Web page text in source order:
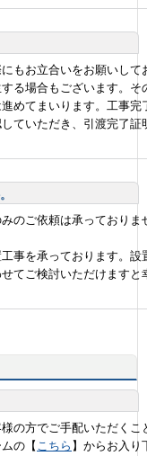
もお立合いをお願いして
る場合もございます。そ
めてまいります。工事完
ていただき、引渡完了証
のご依頼は承っておりま
事を承っております。設
てご検討いただけますと
の方でご手配いただくこ
の【 こちら 】からお入り